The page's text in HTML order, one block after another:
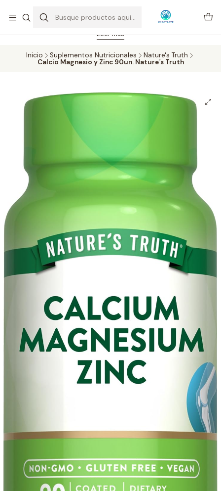
Feriado 21-05-2026 atención hasta las 14 hrs. Envío GRATIS mismo
día solo área Metropolitana Santiago por compras desde CLP 39.900.
Pedidos hasta 16 hrs., sábados y domingos hasta 14 hrs.
Leer más
Inicio Suplementos Nutricionales
Nature's Truth
Calcio Magnesio y Zinc 90un. Nature´s Truth